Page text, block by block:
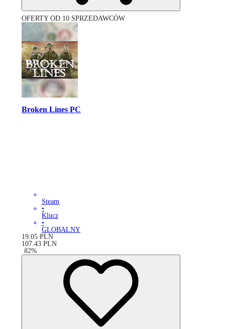
OFERTY OD 10 SPRZEDAWCÓW
Broken Lines PC
Steam
•
Klucz
•
GLOBALNY
19.05 PLN
107.43 PLN
-82%